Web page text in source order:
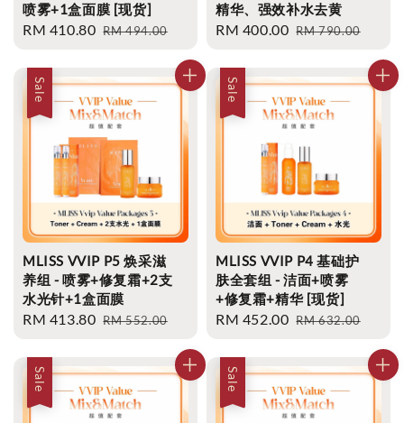
喷雾+1盒面膜 [现货]
Sale
RM 410.80 Regular
RM 494.00
精华、强效补水去黄
Sale
RM 400.00 Regular
RM 790.00
Sale
MLISS VVIP P5 焕采滋
养组 - 喷雾+修复霜+2支
水光针+1盒面膜
Sale
RM 413.80 Regular
RM 552.00
Sale
MLISS VVIP P4 基础护
肤全套组 - 洁面+喷雾
+修复霜+精华 [现货]
Sale
RM 452.00 Regular
RM 632.00
Sale Sale